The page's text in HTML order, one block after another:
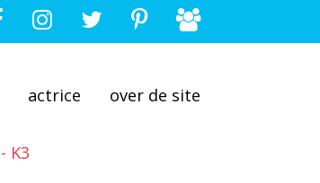
actrice over de site